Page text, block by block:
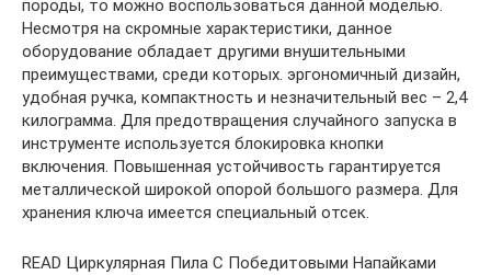
породы, то можно воспользоваться данной моделью.
Несмотря на скромные характеристики, данное
оборудование обладает другими внушительными
преимуществами, среди которых. эргономичный дизайн,
удобная ручка, компактность и незначительный вес – 2,4
килограмма. Для предотвращения случайного запуска в
инструменте используется блокировка кнопки
включения. Повышенная устойчивость гарантируется
металлической широкой опорой большого размера. Для
хранения ключа имеется специальный отсек.
READ Циркулярная Пила С Победитовыми Напайками